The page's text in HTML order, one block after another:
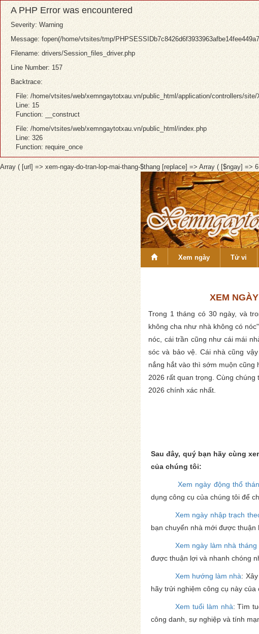
A PHP Error was encountered
Severity: Warning
Message: fopen(/home/vtsites/tmp/
Filename: drivers/Session_files_driver.php
Line Number: 157
Backtrace:
File: /home/vtsites/web/xemngaytotxau.vn/public_html/application/controllers/site/
Line: 15
Function: __construct
File: /home/vtsites/web/xemngaytotxau.vn/public_html/index.php
Line: 326
Function: require_once
Array ( [url] => xem-ngay-do-tran-lop-mai-thang-$thang [replace] => Array ( [$ngay] =>
Xem ngày Tử vi
XEM
Trong 1 tháng có 30 ngày, và
không cha như nhà không có
nóc, cái trần cũng như cái mái
sóc và bảo vệ. Cái nhà cũng
nắng hắt vào thì sớm muộn cũng
2026 rất quan trọng. Cùng
2026 chính xác nhất.
Sau đây, quý bạn hãy cùng
của chúng tôi:
Xem ngày động thổ
dụng công cụ của chúng tôi để
Xem ngày nhập trạch
bạn chuyển nhà mới được thuận
Xem ngày làm nhà
được thuận lợi và nhanh chóng
Xem hướng làm nhà:
hãy trửi nghiệm công cụ này của
Xem tuổi làm nhà: Tìm
công danh, sự nghiệp và tính